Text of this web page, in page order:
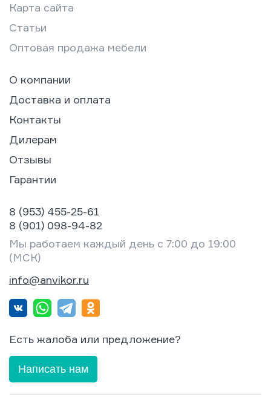
Карта сайта
Статьи
Оптовая продажа мебели
О компании
Доставка и оплата
Контакты
Дилерам
Отзывы
Гарантии
8 (953) 455-25-61
8 (901) 098-94-82
Мы работаем каждый день с 7:00 до 19:00
(МСК)
info@anvikor.ru
Есть жалоба или предложение?
Написать нам